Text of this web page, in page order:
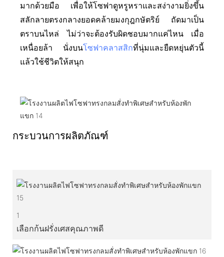
มากด้วยมือ เพื่อให้โซฟาดูหรูหราและสง่างามยิ่งขึ้น
สลักลายตรงกลางยอดคล้ายมงกุฎกษัตริย์ ถัดมาเป็น
ตราบนไหล่ ไม่ว่าจะต้องรับผิดชอบมากแค่ไหน เมื่อ
เหนื่อยล้า นั่งบนโซฟาคลาสสิกที่นุ่มและยืดหยุ่นตัวนี้
แล้วใช้ชีวิตให้สนุก
กระบวนการผลิตภัณฑ์
1
เลือกก้นฝรั่งเศสคุณภาพดี